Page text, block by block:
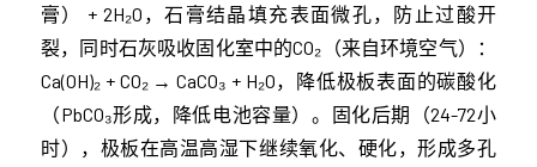
膏） + 2H₂O，石膏结晶填充表面微孔，防止过酸开
裂，同时石灰吸收固化室中的CO₂（来自环境空气）：
Ca(OH)₂ + CO₂ → CaCO₃ + H₂O，降低极板表面的碳酸化
（PbCO₃形成，降低电池容量）。固化后期（24-72小
时），极板在高温高湿下继续氧化、硬化，形成多孔